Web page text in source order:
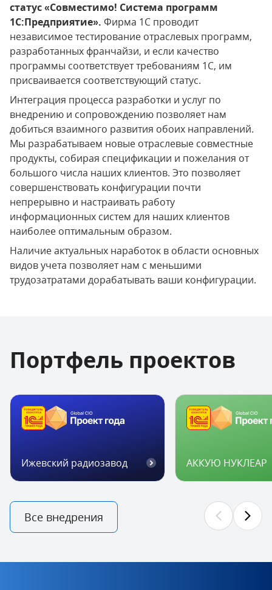
статус «Совместимо! Система программ
1С:Предприятие». Фирма 1С проводит
независимое тестирование отраслевых программ,
разработанных франчайзи, и если качество
программы соответствует требованиям 1С, им
присваивается соответствующий статус.
Интеграция процесса разработки и услуг по
внедрению и сопровождению позволяет нам
добиться взаимного развития обоих направлений.
Мы разрабатываем новые отраслевые совместные
продукты, собирая спецификации и пожелания от
большого числа наших клиентов. Это позволяет
совершенствовать конфигурации почти
непрерывно и настраивать работу
информационных систем для наших клиентов
наиболее оптимальным образом.
Наличие актуальных наработок в области основных
видов учета позволяет нам с меньшими
трудозатратами дорабатывать ваши конфигурации.
Портфель проектов
Ижевский радиозавод АККУЮ НУКЛЕАР
Все внедрения